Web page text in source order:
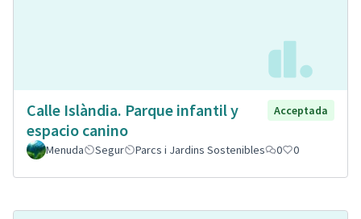
Calle Islàndia. Parque infantil y
espacio canino
Acceptada
Menuda Segur Parcs i Jardins Sostenibles 0 0